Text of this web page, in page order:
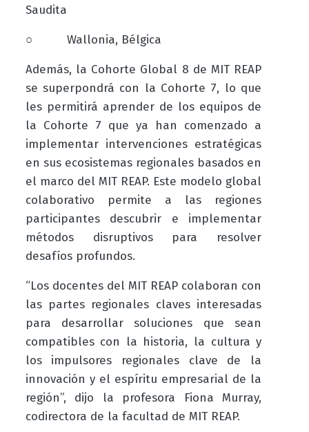
Saudita
○ Wallonia, Bélgica
Además, la Cohorte Global 8 de MIT REAP
se superpondrá con la Cohorte 7, lo que
les permitirá aprender de los equipos de
la Cohorte 7 que ya han comenzado a
implementar intervenciones estratégicas
en sus ecosistemas regionales basados en
el marco del MIT REAP. Este modelo global
colaborativo permite a las regiones
participantes descubrir e implementar
métodos disruptivos para resolver
desafíos profundos.
“Los docentes del MIT REAP colaboran con
las partes regionales claves interesadas
para desarrollar soluciones que sean
compatibles con la historia, la cultura y
los impulsores regionales clave de la
innovación y el espíritu empresarial de la
región”, dijo la profesora Fiona Murray,
codirectora de la facultad de MIT REAP.